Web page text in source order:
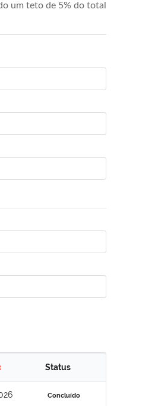
um teto de 5% do total
Status
Concluído